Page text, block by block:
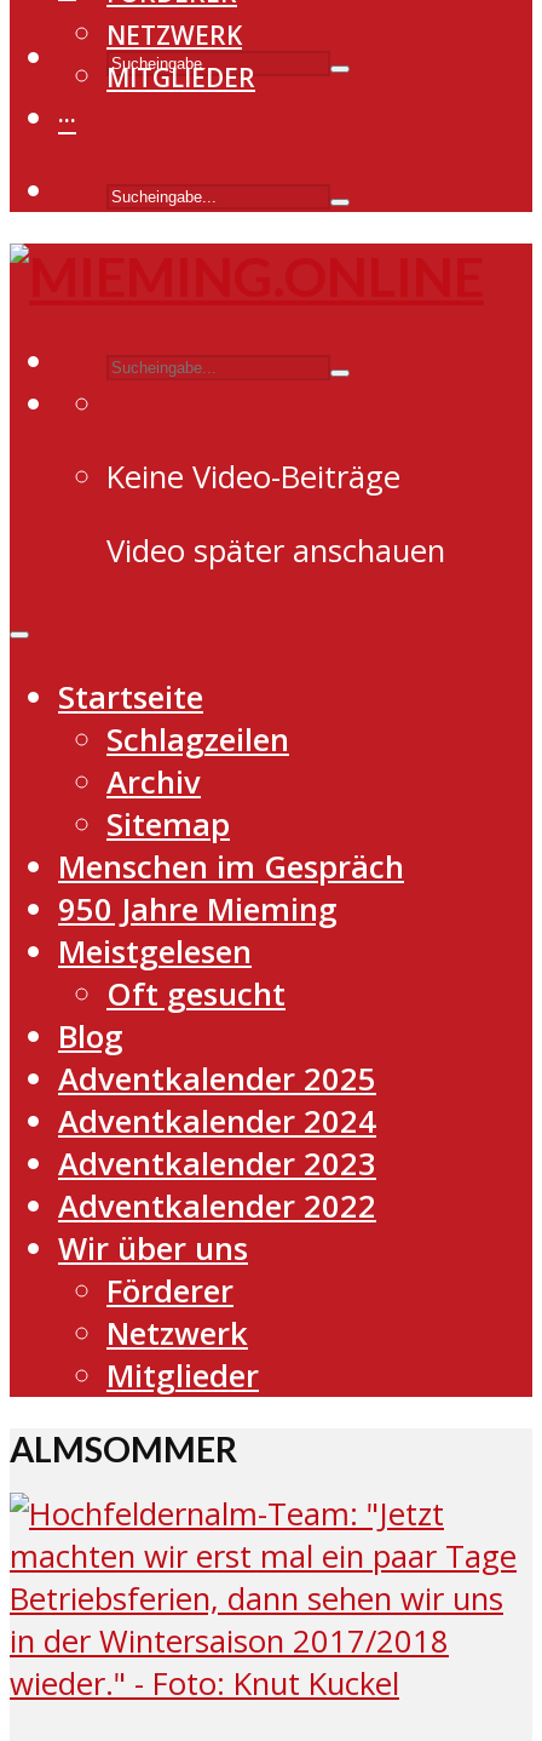
NETZWERK
MITGLIEDER
···
Keine Video-Beiträge
Video später anschauen
Startseite
Schlagzeilen
Archiv
Sitemap
Menschen im Gespräch
950 Jahre Mieming
Meistgelesen
Oft gesucht
Blog
Adventkalender 2025
Adventkalender 2024
Adventkalender 2023
Adventkalender 2022
Wir über uns
Förderer
Netzwerk
Mitglieder
ALMSOMMER